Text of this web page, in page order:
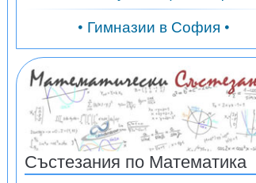
• Гимназии в София •
Състезания по Математика